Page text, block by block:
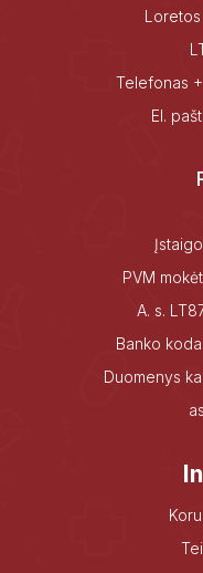
Loretos
Telefonas
El.
PVM
A. s.
Banko
Duomenys